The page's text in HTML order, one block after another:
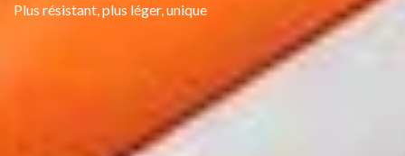
Plus résistant, plus léger, unique